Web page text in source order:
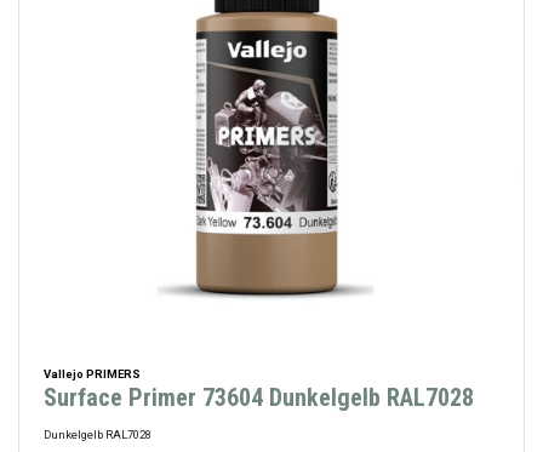
Vallejo PRIMERS
Surface Primer 73604 Dunkelgelb RAL7028
Dunkelgelb RAL7028